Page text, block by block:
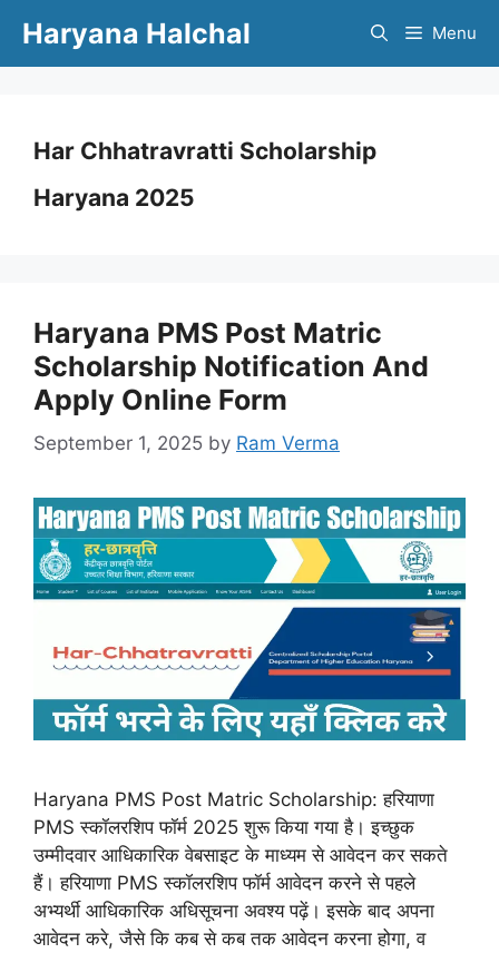
content
Haryana Halchal Menu
Har Chhatravratti Scholarship
Haryana 2025
Haryana PMS Post Matric
Scholarship Notification And
Apply Online Form
September 1, 2025 by Ram Verma
Haryana PMS Post Matric Scholarship: हरियाणा
PMS स्कॉलरशिप फॉर्म 2025 शुरू किया गया है। इच्छुक
उम्मीदवार आधिकारिक वेबसाइट के माध्यम से आवेदन कर सकते
हैं। हरियाणा PMS स्कॉलरशिप फॉर्म आवेदन करने से पहले
अभ्यर्थी आधिकारिक अधिसूचना अवश्य पढ़ें। इसके बाद अपना
आवेदन करे, जैसे कि कब से कब तक आवेदन करना होगा, व